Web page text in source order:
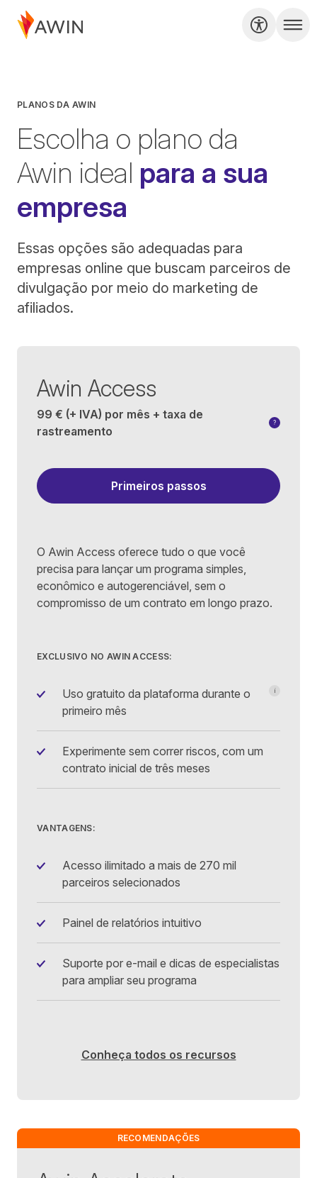
PLANOS DA AWIN
Escolha o plano da
Awin ideal para a sua
empresa
Essas opções são adequadas para
empresas online que buscam parceiros de
divulgação por meio do marketing de
afiliados.
Awin Access
99 € (+ IVA) por mês + taxa de
rastreamento
?
Primeiros passos
O Awin Access oferece tudo o que você
precisa para lançar um programa simples,
econômico e autogerenciável, sem o
compromisso de um contrato em longo prazo.
EXCLUSIVO NO AWIN ACCESS:
Uso gratuito da plataforma durante o
primeiro mês
i
Experimente sem correr riscos, com um
contrato inicial de três meses
VANTAGENS:
Acesso ilimitado a mais de 270 mil
parceiros selecionados
Painel de relatórios intuitivo
Suporte por e-mail e dicas de especialistas
para ampliar seu programa
Conheça todos os recursos
RECOMENDAÇÕES